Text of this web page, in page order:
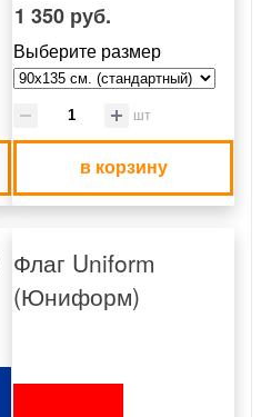
1 350 руб.
Выберите размер
шт
в корзину
Флаг Uniform
(Юниформ)